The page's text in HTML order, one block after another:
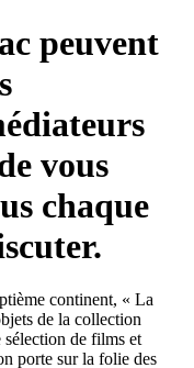
peuvent
vous
chaque
continent, « La
de la collection
de films et
porte sur la folie des